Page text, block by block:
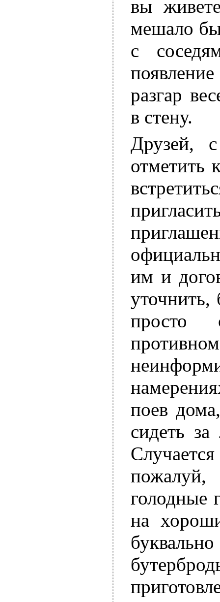
вы
мешало бы
с
разгар
в стену.
Друзей,
отметить
им и
уточнить,
просто
поев
сидеть
голодные
на